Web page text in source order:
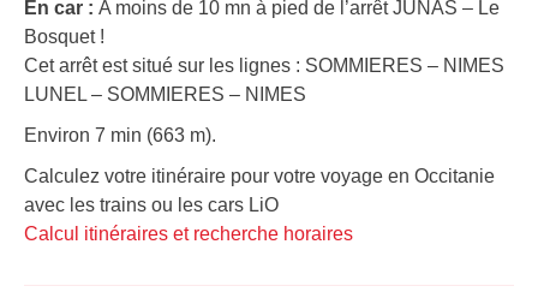
En car : A moins de 10 mn à pied de l’arrêt JUNAS – Le
Bosquet !
Cet arrêt est situé sur les lignes : SOMMIERES – NIMES
LUNEL – SOMMIERES – NIMES
Environ 7 min (663 m).
Calculez votre itinéraire pour votre voyage en Occitanie
avec les trains ou les cars LiO
Calcul itinéraires et recherche horaires